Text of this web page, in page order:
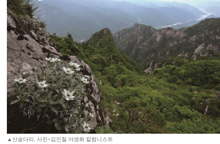
▲산솜다리. 사진=김인철 야생화 칼럼니스트